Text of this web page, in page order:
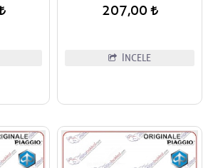
207,00
İNCELE